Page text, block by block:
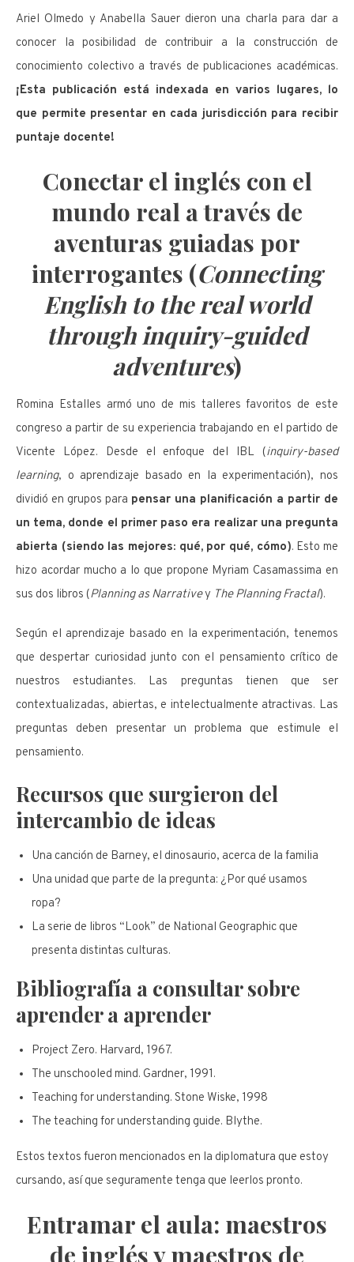
Ariel Olmedo y Anabella Sauer dieron una charla para dar a
conocer la posibilidad de contribuir a la construcción de
conocimiento colectivo a través de publicaciones académicas.
¡Esta publicación está indexada en varios lugares, lo
que permite presentar en cada jurisdicción para recibir
puntaje docente!
Conectar el inglés con el
mundo real a través de
aventuras guiadas por
interrogantes (Connecting
English to the real world
through inquiry-guided
adventures)
Romina Estalles armó uno de mis talleres favoritos de este
congreso a partir de su experiencia trabajando en el partido de
Vicente López. Desde el enfoque del IBL (inquiry-based
learning, o aprendizaje basado en la experimentación), nos
dividió en grupos para pensar una planificación a partir de
un tema, donde el primer paso era realizar una pregunta
abierta (siendo las mejores: qué, por qué, cómo). Esto me
hizo acordar mucho a lo que propone Myriam Casamassima en
sus dos libros (Planning as Narrativey The Planning Fractal).
Según el aprendizaje basado en la experimentación, tenemos
que despertar curiosidad junto con el pensamiento crítico de
nuestros estudiantes. Las preguntas tienen que ser
contextualizadas, abiertas, e intelectualmente atractivas. Las
preguntas deben presentar un problema que estimule el
pensamiento.
Recursos que surgieron del
intercambio de ideas
Una canción de Barney, el dinosaurio, acerca de la familia
Una unidad que parte de la pregunta: ¿Por qué usamos
ropa?
La serie de libros “Look” de National Geographic que
presenta distintas culturas.
Bibliografía a consultar sobre
aprender a aprender
Project Zero. Harvard, 1967.
The unschooled mind. Gardner, 1991.
Teaching for understanding. Stone Wiske, 1998
The teaching for understanding guide. Blythe.
Estos textos fueron mencionados en la diplomatura que estoy
cursando, así que seguramente tenga que leerlos pronto.
Entramar el aula: maestros
de inglés y maestros de